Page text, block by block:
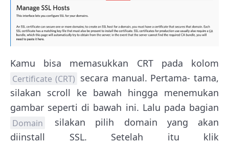
Kamu bisa memasukkan CRT pada kolom
Certificate (CRT) secara manual. Pertama- tama,
silakan scroll ke bawah hingga menemukan
gambar seperti di bawah ini. Lalu pada bagian
Domain
silakan pilih domain yang akan
diinstall SSL. Setelah itu klik